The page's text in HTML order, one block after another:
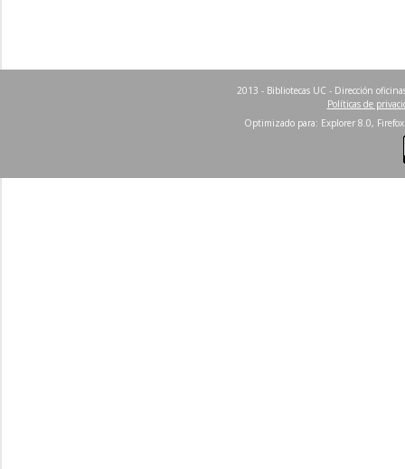
2013 - Bibliotecas UC - Dirección
Políticas de
Optimizado para: Explorer 8.0,